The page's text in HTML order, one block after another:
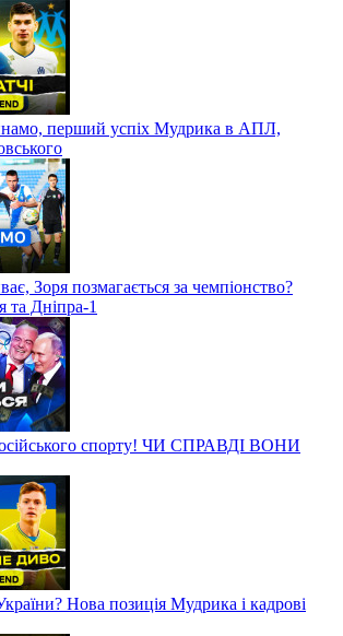
перший успіх Мудрика в АПЛ,
Зоря позмагається за чемпіонство?
Дніпра-1
спорту! ЧИ СПРАВДІ ВОНИ
Нова позиція Мудрика і кадрові